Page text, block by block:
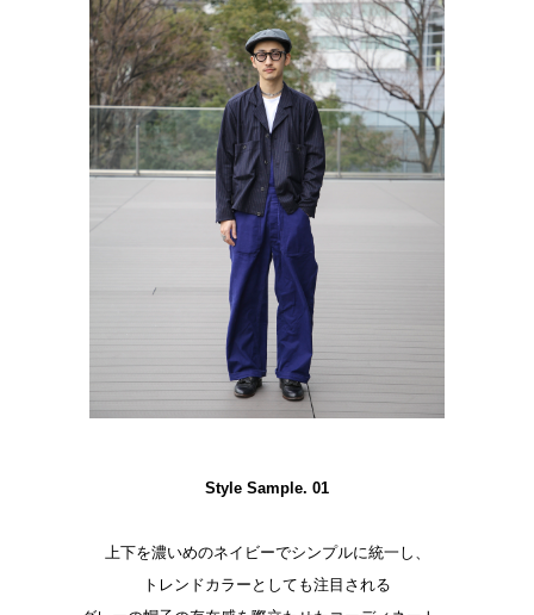
Style Sample. 01
上下を濃いめのネイビーでシンプルに統一し、
トレンドカラーとしても注目される